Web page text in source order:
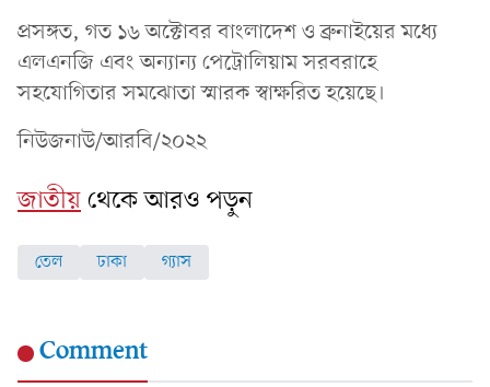
প্রসঙ্গত, গত ১৬ অক্টোবর বাংলাদেশ ও ব্রুনাইয়ের মধ্যে
এলএনজি এবং অন্যান্য পেট্রোলিয়াম সরবরাহে
সহযোগিতার সমঝোতা স্মারক স্বাক্ষরিত হয়েছে।
নিউজনাউ/আরবি/২০২২
জাতীয়থেকে আরও পড়ুন
তেল ঢাকা গ্যাস
Comment